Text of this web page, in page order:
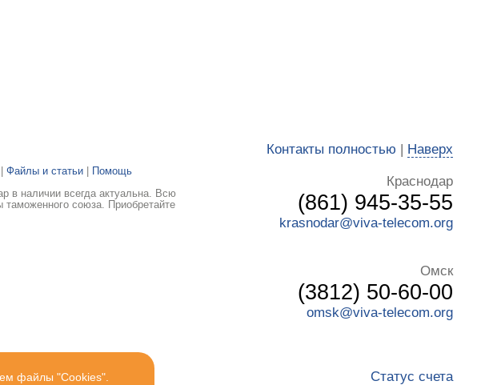
Файлы и статьи
Помощь
в наличии всегда актуальна. Всю
союза. Приобретайте
Контакты полностью | Наверх
Краснодар
(861) 945-35-55
krasnodar@viva-telecom.org
Омск
(3812) 50-60-00
omsk@viva-telecom.org
Статус счета
файлы "Cookies".